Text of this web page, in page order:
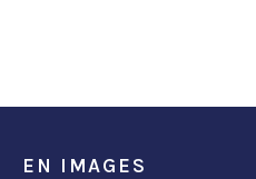
EN IMAGES